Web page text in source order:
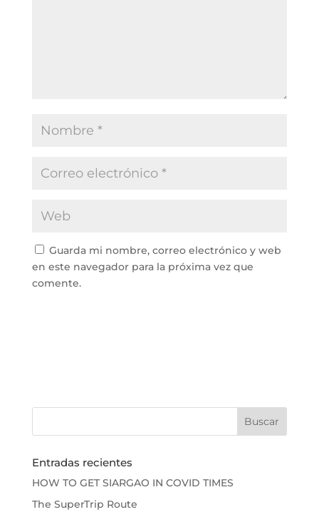
Guarda mi nombre, correo electrónico y web
en este navegador para la próxima vez que
comente.
Entradas recientes
HOW TO GET SIARGAO IN COVID TIMES
The SuperTrip Route